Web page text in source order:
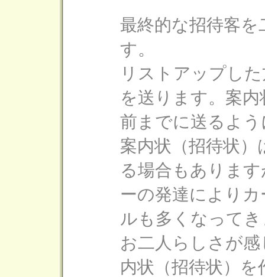
最終的な招待客
す。
リストアップし
を送ります。案
前までに送るよ
案内状（招待状
る場合もありま
ーの発達により
ルも多くなって
お二人らしさが
内状（招待状）